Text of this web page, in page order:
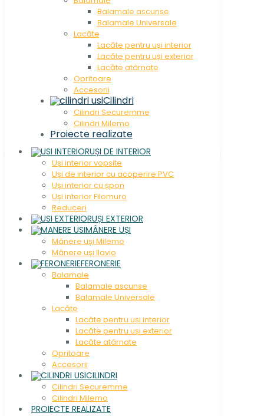
Balamale ascunse
Balamale Universale
Lacăte
Lacăte pentru uși interior
Lacăte pentru uși exterior
Lacăte atârnate
Opritoare
Accesorii
Cilindri
Cilindri Securemme
Cilindri Milemo
Proiecte realizate
UȘI DE INTERIOR
Uși interior vopsite
Uși de interior cu acoperire PVC
Uși interior cu șpon
Uși interior Filomuro
Reduceri
UȘI EXTERIOR
MÂNERE UȘI
Mânere uși Milemo
Mânere uși Ilavio
FERONERIE
Balamale
Balamale ascunse
Balamale Universale
Lacăte
Lacăte pentru uși interior
Lacăte pentru uși exterior
Lacăte atârnate
Opritoare
Accesorii
CILINDRI
Cilindri Securemme
Cilindri Milemo
PROIECTE REALIZATE